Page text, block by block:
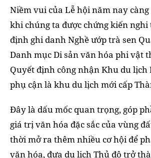
Niềm vui của Lễ hội năm nay
khi chúng ta được chứng kiến
định ghi danh Nghề ướp trà sen
Danh mục Di sản văn hóa phi vật
Quyết định công nhận Khu du lịch
phụ cận là khu du lịch mới cấp
Đây là dấu mốc quan trọng, góp
giá trị văn hóa đặc sắc của vùng
thời mở ra thêm nhiều cơ hội để
văn hóa, đưa du lịch Thủ đô trở